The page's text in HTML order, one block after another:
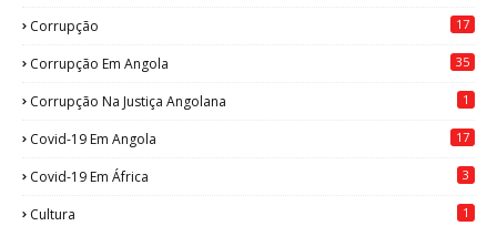
Corrupção 17
Corrupção Em Angola 35
Corrupção Na Justiça Angolana 1
Covid-19 Em Angola 17
Covid-19 Em África 3
Cultura 1